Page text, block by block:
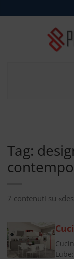
Tag:
7 contenuti su